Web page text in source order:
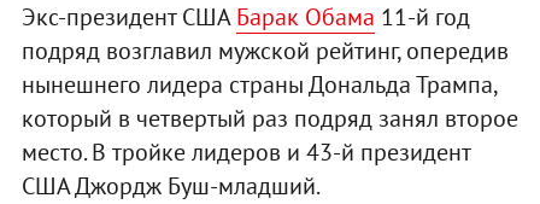
Экс-президент СШАБарак Обама 11-й год
подряд возглавил мужской рейтинг, опередив
нынешнего лидера страны Дональда Трампа,
который в четвертый раз подряд занял второе
место. В тройке лидеров и 43-й президент
США Джордж Буш-младший.